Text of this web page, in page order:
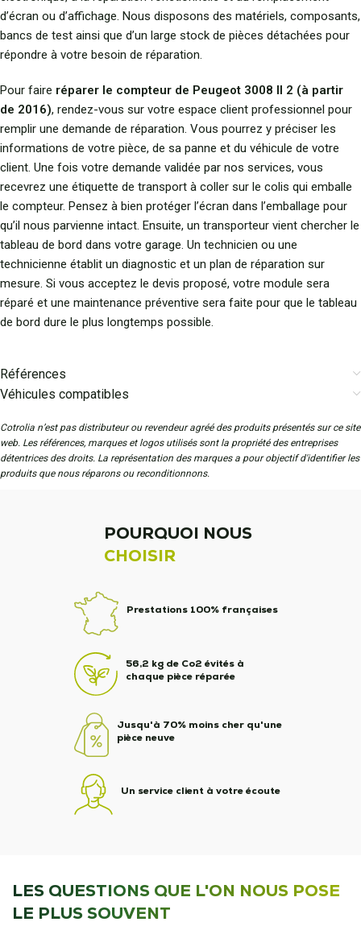
d’écran ou d’affichage. Nous disposons des matériels, composants,
bancs de test ainsi que d’un large stock de pièces détachées pour
répondre à votre besoin de réparation.
Pour faire réparer le compteur de Peugeot 3008 II 2 (à partir
de 2016), rendez-vous sur votre espace client professionnel pour
remplir une demande de réparation. Vous pourrez y préciser les
informations de votre pièce, de sa panne et du véhicule de votre
client. Une fois votre demande validée par nos services, vous
recevrez une étiquette de transport à coller sur le colis qui emballe
le compteur. Pensez à bien protéger l’écran dans l’emballage pour
qu’il nous parvienne intact. Ensuite, un transporteur vient chercher le
tableau de bord dans votre garage. Un technicien ou une
technicienne établit un diagnostic et un plan de réparation sur
mesure. Si vous acceptez le devis proposé, votre module sera
réparé et une maintenance préventive sera faite pour que le tableau
de bord dure le plus longtemps possible.
Références
Véhicules compatibles
Cotrolia n’est pas distributeur ou revendeur agréé des produits présentés sur ce site
web. Les références, marques et logos utilisés sont la propriété des entreprises
détentrices des droits. La représentation des marques a pour objectif d'identifier les
produits que nous réparons ou reconditionnons.
POURQUOI NOUS
CHOISIR
Prestations 100% françaises
56,2 kg de Co2 évités à
chaque pièce réparée
Jusqu'à 70% moins cher qu'une
pièce neuve
Un service client à votre écoute
LES QUESTIONS QUE L'ON NOUS POSE
LE PLUS SOUVENT